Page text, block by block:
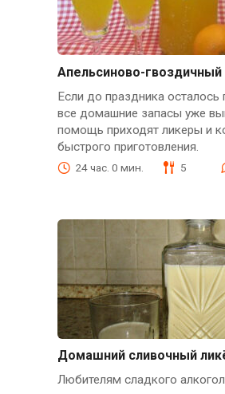
Апельсиново-гвоздичный
Если до праздника осталось
все домашние запасы уже
помощь приходят ликеры и
быстрого приготовления.
24 час. 0 мин. 5
Домашний сливочный
Любителям сладкого